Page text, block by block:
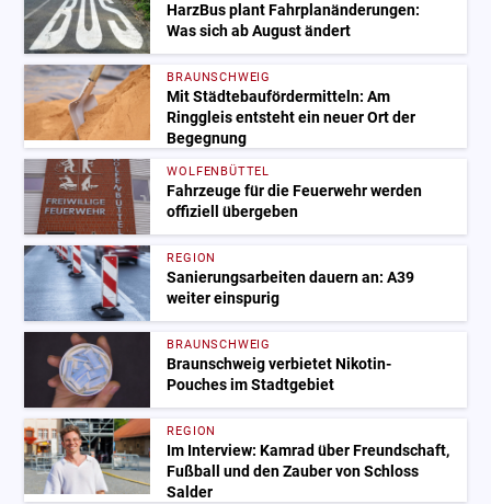
HarzBus plant Fahrplanänderungen:
Was sich ab August ändert
BRAUNSCHWEIG
Mit Städtebaufördermitteln: Am
Ringgleis entsteht ein neuer Ort der
Begegnung
WOLFENBÜTTEL
Fahrzeuge für die Feuerwehr werden
offiziell übergeben
REGION
Sanierungsarbeiten dauern an: A39
weiter einspurig
BRAUNSCHWEIG
Braunschweig verbietet Nikotin-
Pouches im Stadtgebiet
REGION
Im Interview: Kamrad über Freundschaft,
Fußball und den Zauber von Schloss
Salder